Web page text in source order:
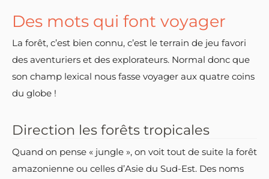
Des mots qui font voyager
La forêt, c’est bien connu, c’est le terrain de jeu favori
des aventuriers et des explorateurs. Normal donc que
son champ lexical nous fasse voyager aux quatre coins
du globe !
Direction les forêts tropicales
Quand on pense « jungle », on voit tout de suite la forêt
amazonienne ou celles d’Asie du Sud-Est. Des noms